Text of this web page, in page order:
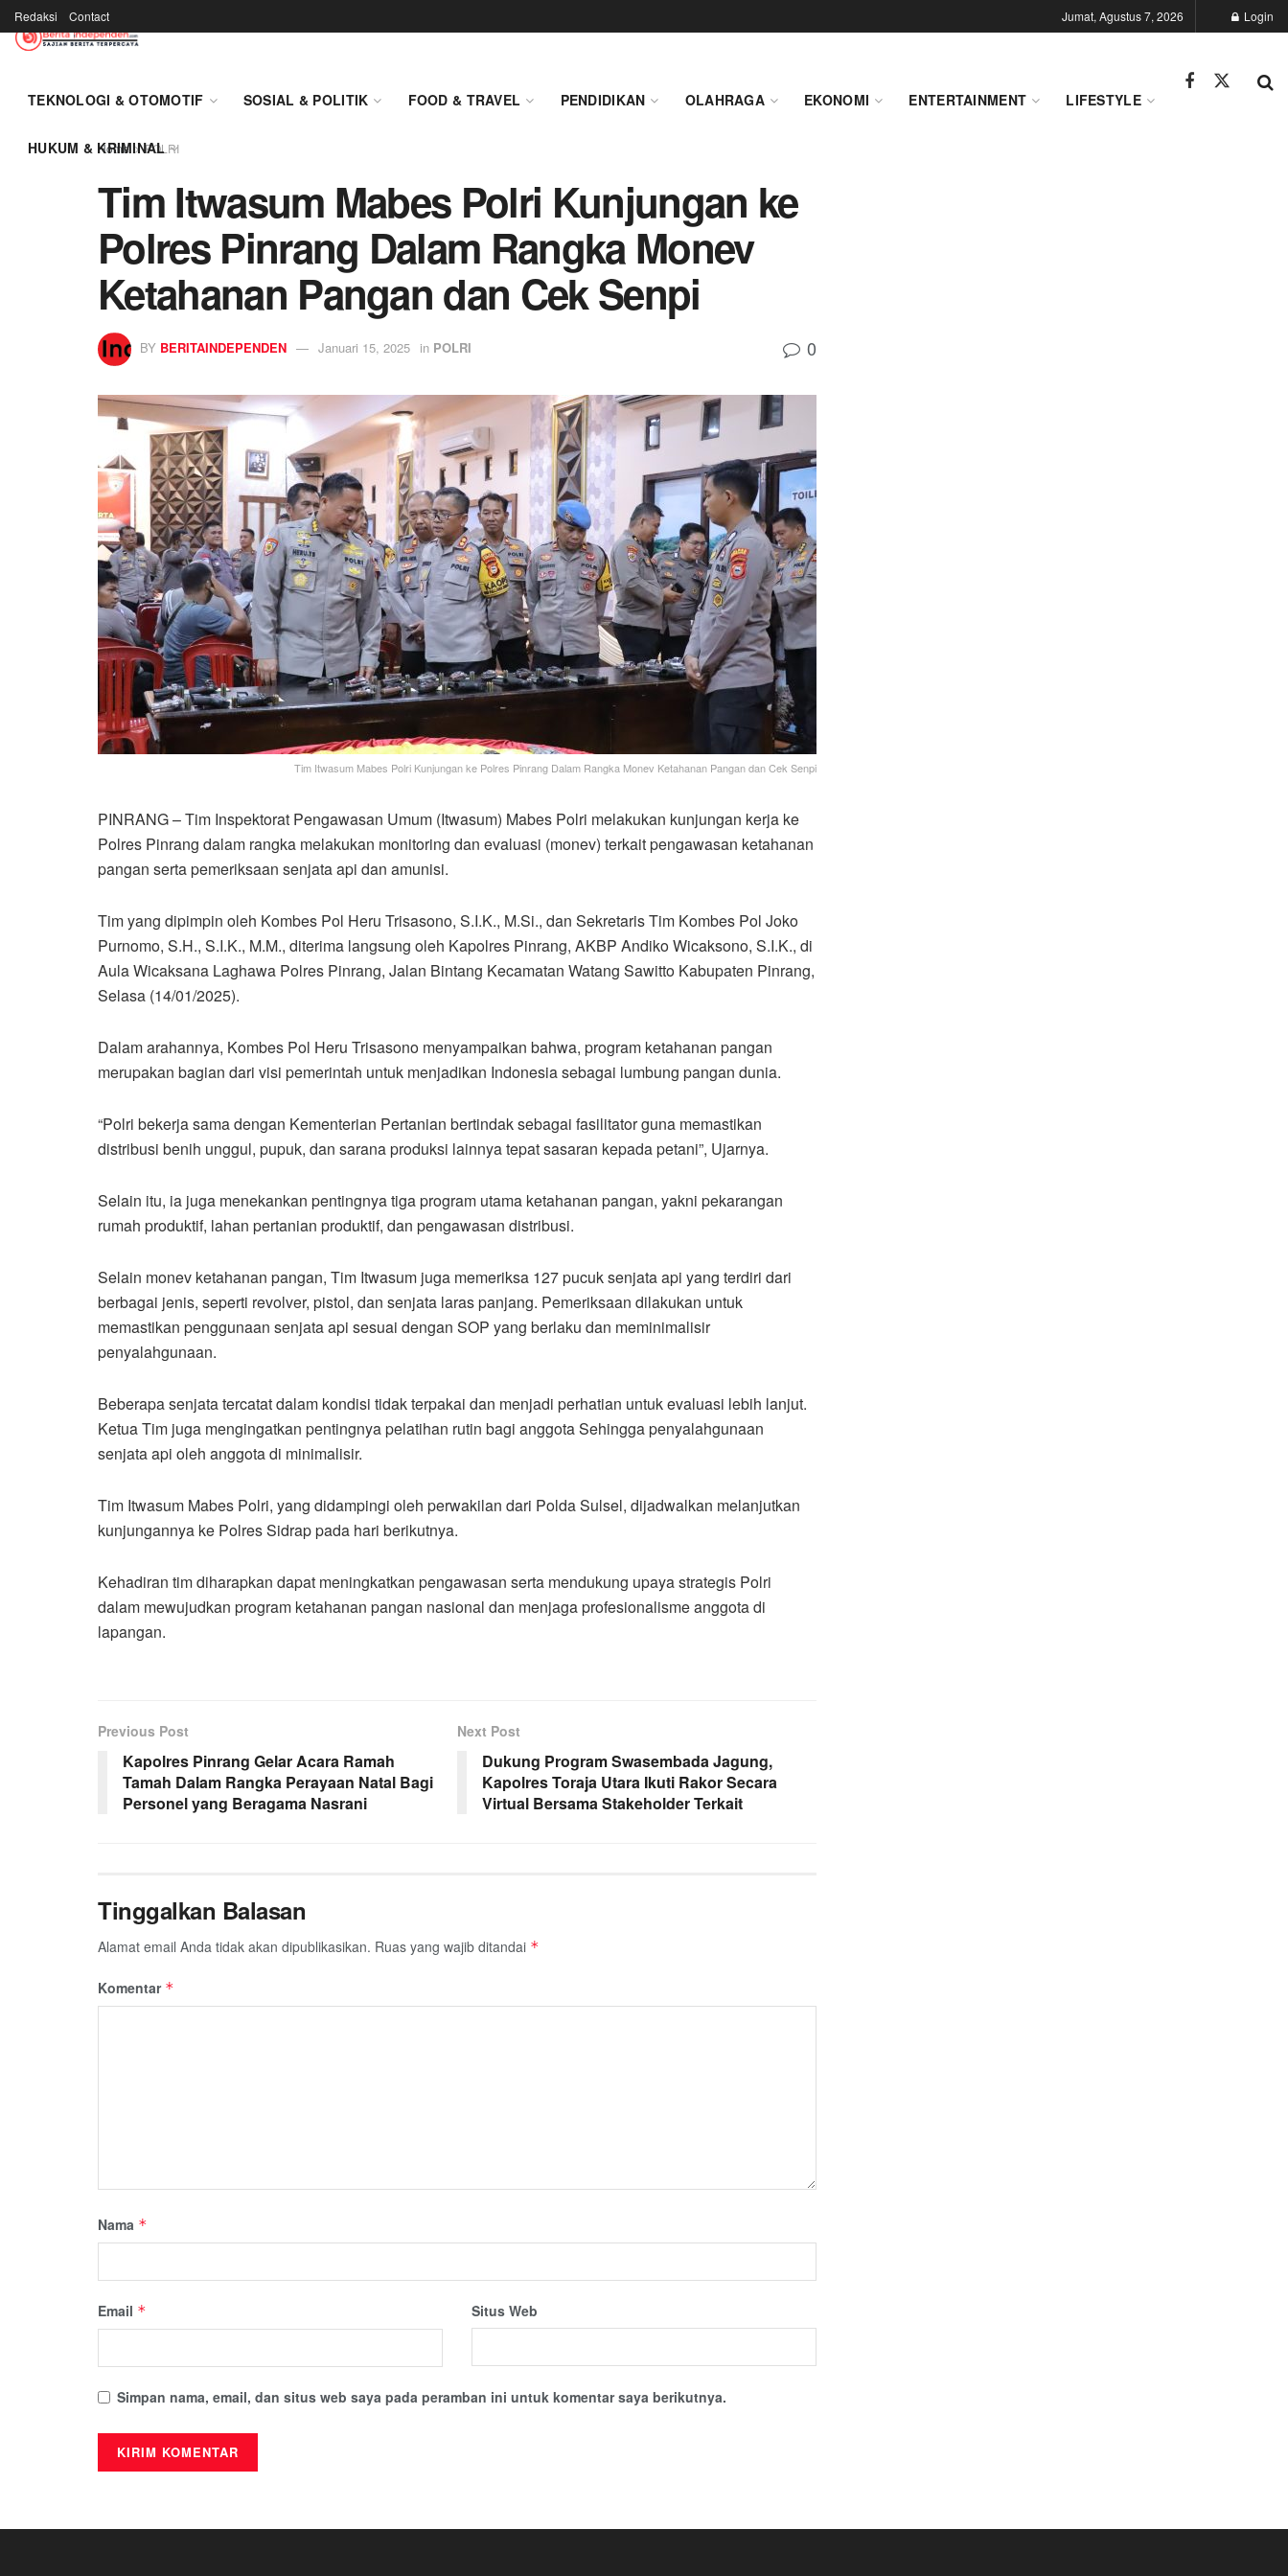
Redaksi Contact Jumat, Agustus 7, 2026 Login
TEKNOLOGI & OTOMOTIF SOSIAL & POLITIK FOOD & TRAVEL PENDIDIKAN OLAHRAGA EKONOMI ENTERTAINMENT LIFESTYLE
HUKUM & KRIMINAL
Home POLRI
Tim Itwasum Mabes Polri Kunjungan ke
Polres Pinrang Dalam Rangka Monev
Ketahanan Pangan dan Cek Senpi
BY BERITAINDEPENDEN Januari 15, 2025 in POLRI 0
Tim Itwasum Mabes Polri Kunjungan ke Polres Pinrang Dalam Rangka Monev Ketahanan Pangan dan Cek Senpi
PINRANG – Tim Inspektorat Pengawasan Umum (Itwasum) Mabes Polri melakukan kunjungan kerja ke
Polres Pinrang dalam rangka melakukan monitoring dan evaluasi (monev) terkait pengawasan ketahanan
pangan serta pemeriksaan senjata api dan amunisi.
Tim yang dipimpin oleh Kombes Pol Heru Trisasono, S.I.K., M.Si., dan Sekretaris Tim Kombes Pol Joko
Purnomo, S.H., S.I.K., M.M., diterima langsung oleh Kapolres Pinrang, AKBP Andiko Wicaksono, S.I.K., di
Aula Wicaksana Laghawa Polres Pinrang, Jalan Bintang Kecamatan Watang Sawitto Kabupaten Pinrang,
Selasa (14/01/2025).
Dalam arahannya, Kombes Pol Heru Trisasono menyampaikan bahwa, program ketahanan pangan
merupakan bagian dari visi pemerintah untuk menjadikan Indonesia sebagai lumbung pangan dunia.
“Polri bekerja sama dengan Kementerian Pertanian bertindak sebagai fasilitator guna memastikan
distribusi benih unggul, pupuk, dan sarana produksi lainnya tepat sasaran kepada petani”, Ujarnya.
Selain itu, ia juga menekankan pentingnya tiga program utama ketahanan pangan, yakni pekarangan
rumah produktif, lahan pertanian produktif, dan pengawasan distribusi.
Selain monev ketahanan pangan, Tim Itwasum juga memeriksa 127 pucuk senjata api yang terdiri dari
berbagai jenis, seperti revolver, pistol, dan senjata laras panjang. Pemeriksaan dilakukan untuk
memastikan penggunaan senjata api sesuai dengan SOP yang berlaku dan meminimalisir
penyalahgunaan.
Beberapa senjata tercatat dalam kondisi tidak terpakai dan menjadi perhatian untuk evaluasi lebih lanjut.
Ketua Tim juga mengingatkan pentingnya pelatihan rutin bagi anggota Sehingga penyalahgunaan
senjata api oleh anggota di minimalisir.
Tim Itwasum Mabes Polri, yang didampingi oleh perwakilan dari Polda Sulsel, dijadwalkan melanjutkan
kunjungannya ke Polres Sidrap pada hari berikutnya.
Kehadiran tim diharapkan dapat meningkatkan pengawasan serta mendukung upaya strategis Polri
dalam mewujudkan program ketahanan pangan nasional dan menjaga profesionalisme anggota di
lapangan.
Previous Post
Kapolres Pinrang Gelar Acara Ramah
Tamah Dalam Rangka Perayaan Natal Bagi
Personel yang Beragama Nasrani
Next Post
Dukung Program Swasembada Jagung,
Kapolres Toraja Utara Ikuti Rakor Secara
Virtual Bersama Stakeholder Terkait
Tinggalkan Balasan
Alamat email Anda tidak akan dipublikasikan. Ruas yang wajib ditandai *
Komentar *
Nama *
Email * Situs Web
Simpan nama, email, dan situs web saya pada peramban ini untuk komentar saya berikutnya.